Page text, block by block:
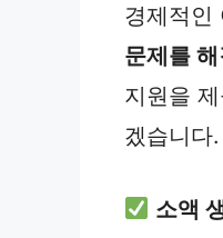
경제적인
문제를
지원을
겠습니다.
소액